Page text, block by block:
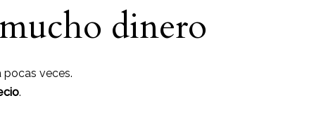
dinero
pocas veces.
.